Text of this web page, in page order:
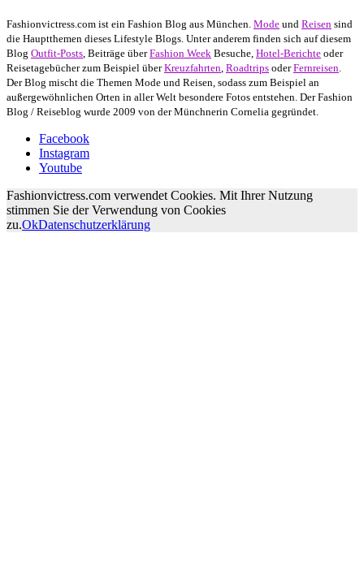
Fashionvictress.com ist ein Fashion Blog aus München. Mode und Reisen sind
die Hauptthemen dieses Lifestyle Blogs. Unter anderem finden sich auf diesem
Blog Outfit-Posts, Beiträge überFashion Week Besuche, Hotel-Berichte oder
Reisetagebücher zum Beispiel überKreuzfahrten, Roadtrips oderFernreisen.
Der Blog mischt die Themen Mode und Reisen, sodass zum Beispiel an
außergewöhnlichen Orten in aller Welt besondere Fotos entstehen. Der Fashion
Blog / Reiseblog wurde 2009 von der Münchnerin Cornelia gegründet.
Facebook
Instagram
Youtube
Fashionvictress.com verwendet Cookies. Mit Ihrer Nutzung
stimmen Sie der Verwendung von Cookies
zu.OkDatenschutzerklärung